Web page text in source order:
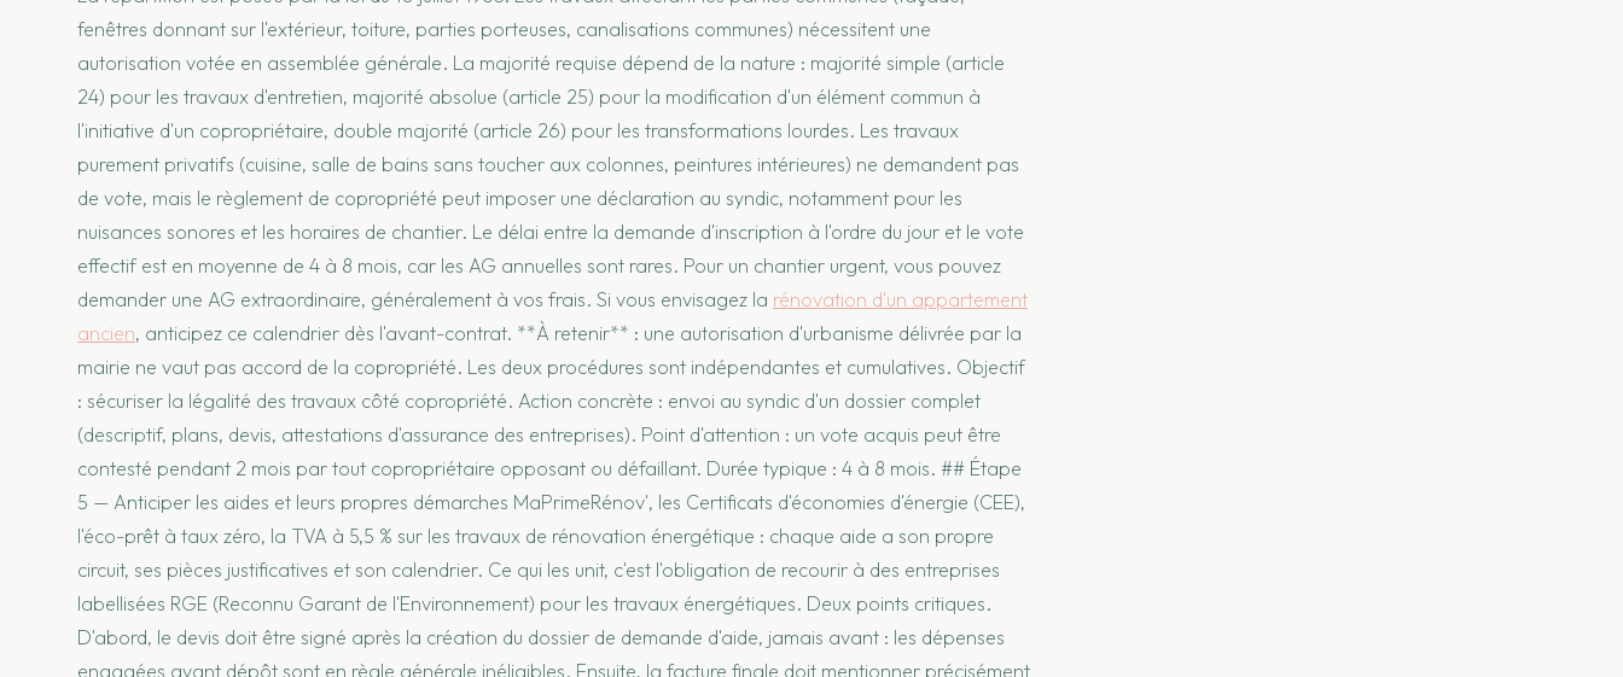
fenêtres donnant sur l'extérieur, toiture, parties porteuses, canalisations communes) nécessitent une
autorisation votée en assemblée générale. La majorité requise dépend de la nature : majorité simple (article
24) pour les travaux d'entretien, majorité absolue (article 25) pour la modification d'un élément commun à
l'initiative d'un copropriétaire, double majorité (article 26) pour les transformations lourdes. Les travaux
purement privatifs (cuisine, salle de bains sans toucher aux colonnes, peintures intérieures) ne demandent pas
de vote, mais le règlement de copropriété peut imposer une déclaration au syndic, notamment pour les
nuisances sonores et les horaires de chantier. Le délai entre la demande d'inscription à l'ordre du jour et le vote
effectif est en moyenne de 4 à 8 mois, car les AG annuelles sont rares. Pour un chantier urgent, vous pouvez
demander une AG extraordinaire, généralement à vos frais. Si vous envisagez la rénovation d'un appartement
ancien, anticipez ce calendrier dès l'avant-contrat. **À retenir** : une autorisation d'urbanisme délivrée par la
mairie ne vaut pas accord de la copropriété. Les deux procédures sont indépendantes et cumulatives. Objectif
: sécuriser la légalité des travaux côté copropriété. Action concrète : envoi au syndic d'un dossier complet
(descriptif, plans, devis, attestations d'assurance des entreprises). Point d'attention : un vote acquis peut être
contesté pendant 2 mois par tout copropriétaire opposant ou défaillant. Durée typique : 4 à 8 mois. ## Étape
5 — Anticiper les aides et leurs propres démarches MaPrimeRénov', les Certificats d'économies d'énergie (CEE),
l'éco-prêt à taux zéro, la TVA à 5,5 % sur les travaux de rénovation énergétique : chaque aide a son propre
circuit, ses pièces justificatives et son calendrier. Ce qui les unit, c'est l'obligation de recourir à des entreprises
labellisées RGE (Reconnu Garant de l'Environnement) pour les travaux énergétiques. Deux points critiques.
D'abord, le devis doit être signé après la création du dossier de demande d'aide, jamais avant : les dépenses
engagées avant dépôt sont en règle générale inéligibles. Ensuite, la facture finale doit mentionner précisément